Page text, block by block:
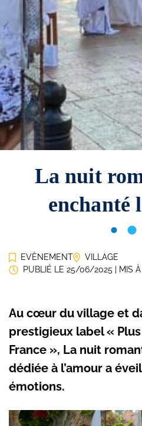
La nuit
enchanté
EVÈNEMENT
VILLAGE
PUBLIÉ LE 25/06/2025 | MIS
Au cœur du village et
prestigieux label «
France », La nuit
dédiée à l’amour a
émotions.